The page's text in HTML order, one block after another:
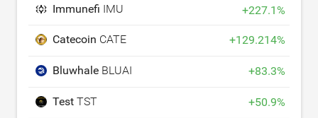
Immunefi IMU +227.1%
Catecoin CATE +129.214%
Bluwhale BLUAI +83.3%
Test TST +50.9%